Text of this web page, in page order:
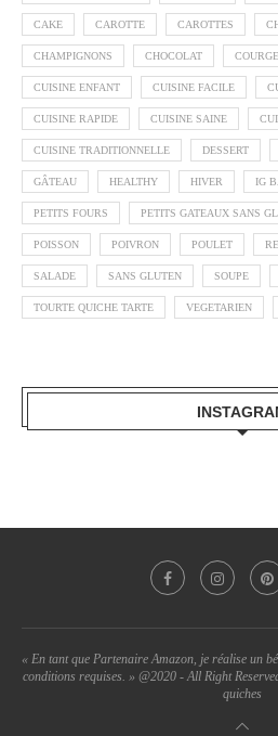
CAKE CAROTTE CAROTTES
CHAMPIGNONS CHOCOLAT
CUISINE ENFANT CUISINE FACILE
CUISINE RAPIDE CUISINE SAINE
CUISINE TRADITIONNELLE DESSERT
GÂTEAU HEALTHY HIVER IG
PETITS FOURS PETITS GATEAUX SANS
POISSON POIVRON POULET
SALADE SANS GLUTEN SOUPE
TOURTE QUICHE TARTE VEGETARIEN
« En tant que Partenaire Amazon, je réalise un
conditions requises. » @2020 - All Right
quiches